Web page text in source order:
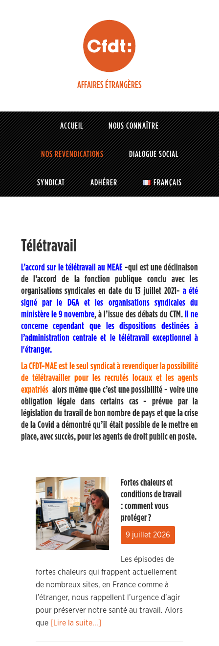
AFFAIRES ÉTRANGÈRES
ACCUEIL NOUS CONNAÎTRE
NOS REVENDICATIONS DIALOGUE SOCIAL
SYNDICAT ADHÉRER FRANÇAIS
Télétravail
L’accord sur le télétravail au MEAE -qui est une déclinaison
de l’accord de la fonction publique conclu avec les
organisations syndicales en date du 13 juillet 2021- a été
signé par le DGA et les organisations syndicales du
ministère le 9 novembre, à l’issue des débats du CTM.
Il ne
concerne cependant que les dispositions destinées à
l’administration centrale et le télétravail exceptionnel à
l'étranger.
La CFDT-MAE est le seul syndicat à revendiquer la possibilité
de télétravailler pour les recrutés locaux et les agents
expatriés alors même que c’est une possibilité - voire une
obligation légale dans certains cas - prévue par la
législation du travail de bon nombre de pays et que la crise
de la Covid a démontré qu’il était possible de le mettre en
place, avec succès, pour les agents de droit public en poste.
Fortes chaleurs et
conditions de travail
: comment vous
protéger ?
9 juillet 2026
Les épisodes de
fortes chaleurs qui frappent actuellement
de nombreux sites, en France comme à
l’étranger, nous rappellent l’urgence d’agir
pour préserver notre santé au travail. Alors
que
[Lire la suite...]